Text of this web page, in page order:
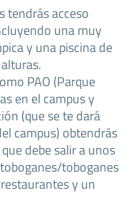
tendrás acceso
una muy
y una piscina de
PAO (Parque
en el campus y
(que se te dará
campus) obtendrás
debe salir a unos
toboganes
y un